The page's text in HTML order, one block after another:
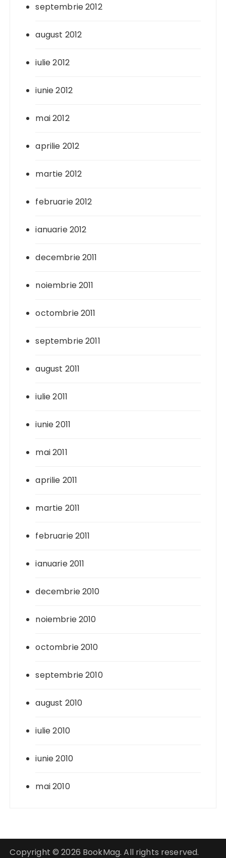
septembrie 2012
august 2012
iulie 2012
iunie 2012
mai 2012
aprilie 2012
martie 2012
februarie 2012
ianuarie 2012
decembrie 2011
noiembrie 2011
octombrie 2011
septembrie 2011
august 2011
iulie 2011
iunie 2011
mai 2011
aprilie 2011
martie 2011
februarie 2011
ianuarie 2011
decembrie 2010
noiembrie 2010
octombrie 2010
septembrie 2010
august 2010
iulie 2010
iunie 2010
mai 2010
Copyright © 2026 BookMag. All rights reserved.